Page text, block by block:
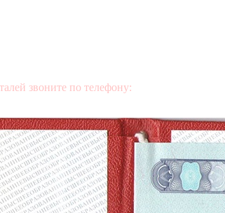
звоните по телефону: